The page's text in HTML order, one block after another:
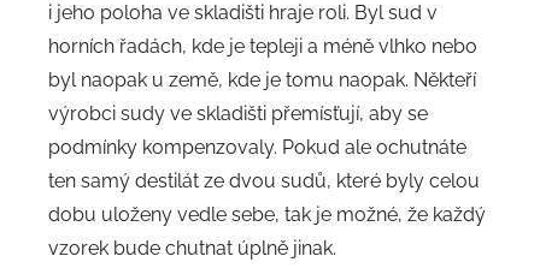
i jeho poloha ve skladišti hraje roli. Byl sud v
horních řadách, kde je tepleji a méně vlhko nebo
byl naopak u země, kde je tomu naopak. Někteří
výrobci sudy ve skladišti přemísťují, aby se
podmínky kompenzovaly. Pokud ale ochutnáte
ten samý destilát ze dvou sudů, které byly celou
dobu uloženy vedle sebe, tak je možné, že každý
vzorek bude chutnat úplně jinak.